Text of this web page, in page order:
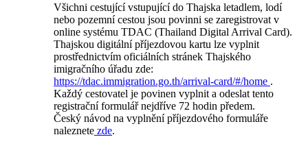
Všichni cestující vstupující do Thajska letadlem, lodí
nebo pozemní cestou jsou povinni se zaregistrovat v
online systému TDAC (Thailand Digital Arrival Card).
Thajskou digitální příjezdovou kartu lze vyplnit
prostřednictvím oficiálních stránek Thajského
imigračního úřadu zde:
https://tdac.immigration.go.th/arrival-card/#/home .
Každý cestovatel je povinen vyplnit a odeslat tento
registrační formulář nejdříve 72 hodin předem.
Český návod na vyplnění příjezdového formuláře
naleznete zde.